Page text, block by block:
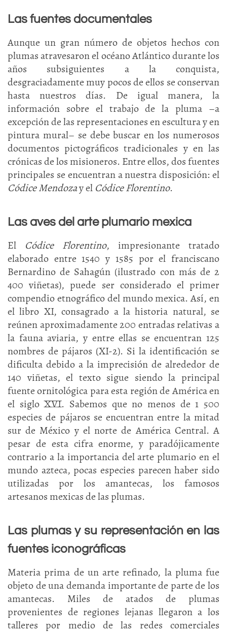
Las fuentes documentales
Aunque un gran número de objetos hechos con
plumas atravesaron el océano Atlántico durante los
años subsiguientes a la conquista,
desgraciadamente muy pocos de ellos se conservan
hasta nuestros días. De igual manera, la
información sobre el trabajo de la pluma –a
excepción de las representaciones en escultura y en
pintura mural– se debe buscar en los numerosos
documentos pictográficos tradicionales y en las
crónicas de los misioneros. Entre ellos, dos fuentes
principales se encuentran a nuestra disposición: el
Códice Mendozay el Códice Florentino.
Las aves del arte plumario mexica
El Códice Florentino, impresionante tratado
elaborado entre 1540 y 1585 por el franciscano
Bernardino de Sahagún (ilustrado con más de 2
400 viñetas), puede ser considerado el primer
compendio etnográfico del mundo mexica. Así, en
el libro XI, consagrado a la historia natural, se
reúnen aproximadamente 200 entradas relativas a
la fauna aviaria, y entre ellas se encuentran 125
nombres de pájaros (XI-2). Si la identificación se
dificulta debido a la imprecisión de alrededor de
140 viñetas, el texto sigue siendo la principal
fuente ornitológica para esta región de América en
el siglo XVI. Sabemos que no menos de 1 500
especies de pájaros se encuentran entre la mitad
sur de México y el norte de América Central. A
pesar de esta cifra enorme, y paradójicamente
contrario a la importancia del arte plumario en el
mundo azteca, pocas especies parecen haber sido
utilizadas por los amantecas, los famosos
artesanos mexicas de las plumas.
Las plumas y su representación en las
fuentes iconográficas
Materia prima de un arte refinado, la pluma fue
objeto de una demanda importante de parte de los
amantecas. Miles de atados de plumas
provenientes de regiones lejanas llegaron a los
talleres por medio de las redes comerciales